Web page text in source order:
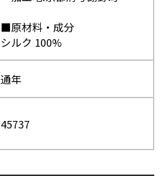
■原材料・成分
シルク 100%
通年
45737